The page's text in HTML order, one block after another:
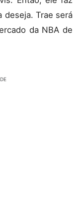
deseja. Trae será
da NBA de